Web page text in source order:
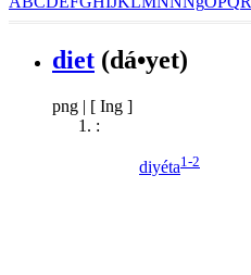
diet (dá•yet)
png | [ Ing ]
:
diyéta1-2